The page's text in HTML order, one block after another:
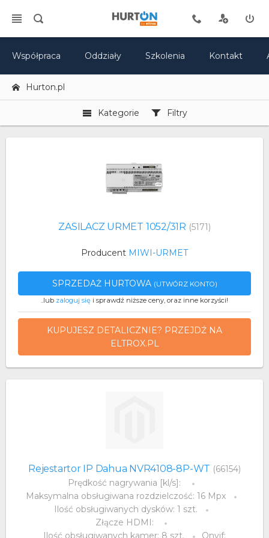
Współpraca Oddziały Szkolenia Kontakt
Hurton.pl
Kategorie Filtry
ZASILACZ URMET 1052/31R (5171)
Producent MIWI-URMET
SPRZEDAŻ HURTOWA (UTWÓRZ KONTO)
..lub zaloguj się i sprawdź niższe ceny, oraz inne korzyści!
KUPUJESZ DETALICZNIE? PRZEJDŹ NA
ELTROX.PL
Rejestartor IP Dahua NVR4108-8P-WT (66154)
Prędkość nagrywania [kl/s]:
Maksymalna obsługiwana rozdzielczość: 16 Mpx
Ilość obsługiwanych dysków: 1 szt.
Złącze HDMI:
Ilość obsługiwanych kamer: 8 szt.
Onvif: